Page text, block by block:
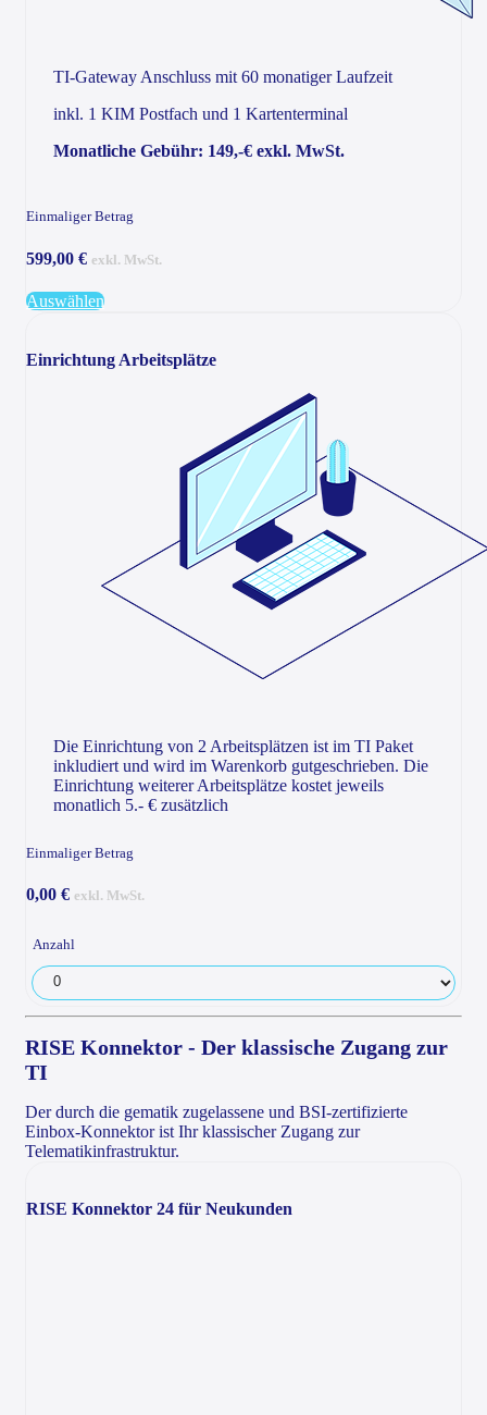
TI-Gateway Anschluss mit 60 monatiger Laufzeit
inkl. 1 KIM Postfach und 1 Kartenterminal
Monatliche Gebühr: 149,-€ exkl. MwSt.
Einmaliger Betrag
599,00 € exkl. MwSt.
Auswählen
Einrichtung Arbeitsplätze
Die Einrichtung von 2 Arbeitsplätzen ist im TI Paket
inkludiert und wird im Warenkorb gutgeschrieben. Die
Einrichtung weiterer Arbeitsplätze kostet jeweils
monatlich 5.- € zusätzlich
Einmaliger Betrag
0,00 € exkl. MwSt.
Anzahl
RISE Konnektor - Der klassische Zugang zur
TI
Der durch die gematik zugelassene und BSI-zertifizierte
Einbox-Konnektor ist Ihr klassischer Zugang zur
Telematikinfrastruktur.
RISE Konnektor 24 für Neukunden